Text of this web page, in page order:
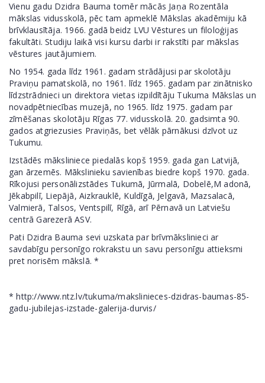
Vienu gadu Dzidra Bauma tomēr mācās Jaņa Rozentāla
mākslas vidusskolā, pēc tam apmeklē Mākslas akadēmiju kā
brīvklausītāja. 1966. gadā beidz LVU Vēstures un filoloģijas
fakultāti. Studiju laikā visi kursu darbi ir rakstīti par mākslas
vēstures jautājumiem.
No 1954. gada līdz 1961. gadam strādājusi par skolotāju
Praviņu pamatskolā, no 1961. līdz 1965. gadam par zinātnisko
līdzstrādnieci un direktora vietas izpildītāju Tukuma Mākslas un
novadpētniecības muzejā, no 1965. līdz 1975. gadam par
zīmēšanas skolotāju Rīgas 77. vidusskolā. 20. gadsimta 90.
gados atgriezusies Praviņās, bet vēlāk pārnākusi dzīvot uz
Tukumu.
Izstādēs māksliniece piedalās kopš 1959. gada gan Latvijā,
gan ārzemēs. Mākslinieku savienības biedre kopš 1970. gada.
Rīkojusi personālizstādes Tukumā, Jūrmalā, Dobelē,M adonā,
Jēkabpilī, Liepājā, Aizkrauklē, Kuldīgā, Jelgavā, Mazsalacā,
Valmierā, Talsos, Ventspilī, Rīgā, arī Pērnavā un Latviešu
centrā Garezerā ASV.
Pati Dzidra Bauma sevi uzskata par brīvmākslinieci ar
savdabīgu personīgo rokrakstu un savu personīgu attieksmi
pret norisēm mākslā. *
* http://www.ntz.lv/tukuma/makslinieces-dzidras-baumas-85-
gadu-jubilejas-izstade-galerija-durvis/